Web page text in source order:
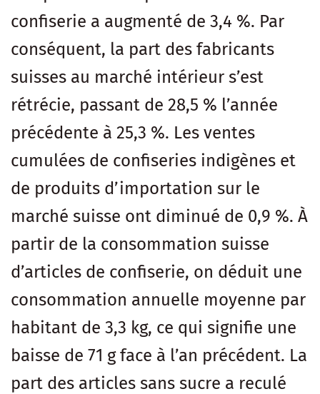
confiserie a augmenté de 3,4 %. Par
conséquent, la part des fabricants
suisses au marché intérieur s’est
rétrécie, passant de 28,5 % l’année
précédente à 25,3 %. Les ventes
cumulées de confiseries indigènes et
de produits d’importation sur le
marché suisse ont diminué de 0,9 %. À
partir de la consommation suisse
d’articles de confiserie, on déduit une
consommation annuelle moyenne par
habitant de 3,3 kg, ce qui signifie une
baisse de 71 g face à l’an précédent. La
part des articles sans sucre a reculé